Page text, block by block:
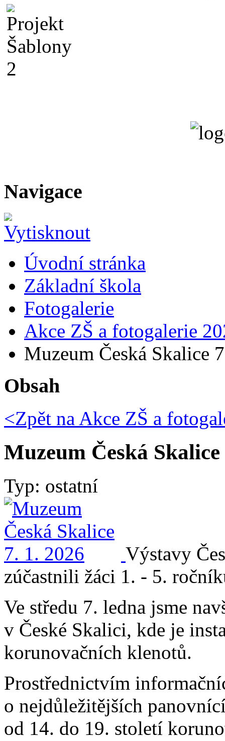
Navigace
Úvodní stránka
Základní škola
Fotogalerie
Akce ZŠ a fotogalerie
Muzeum Česká Skalice
Obsah
<Zpět na Akce ZŠ a
Muzeum Česká Skalice
Typ: ostatní
Výstavy
zúčastnili žáci 1. - 5.
Ve středu 7. ledna jsme
v České Skalici, kde je
korunovačních klenotů.
Prostřednictvím
o nejdůležitějších
od 14. do 19. století